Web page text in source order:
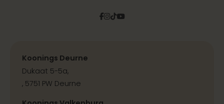
Facebook
Instagram
TiktokPinterest
YouTube
Koonings Deurne
Dukaat 5-5a,
, 5751 PW Deurne